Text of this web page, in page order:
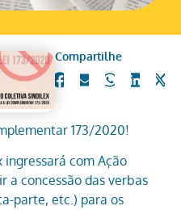
Compartilhe
173/2020!
ingressará com Ação
a concessão das verbas
parte, etc.) para os